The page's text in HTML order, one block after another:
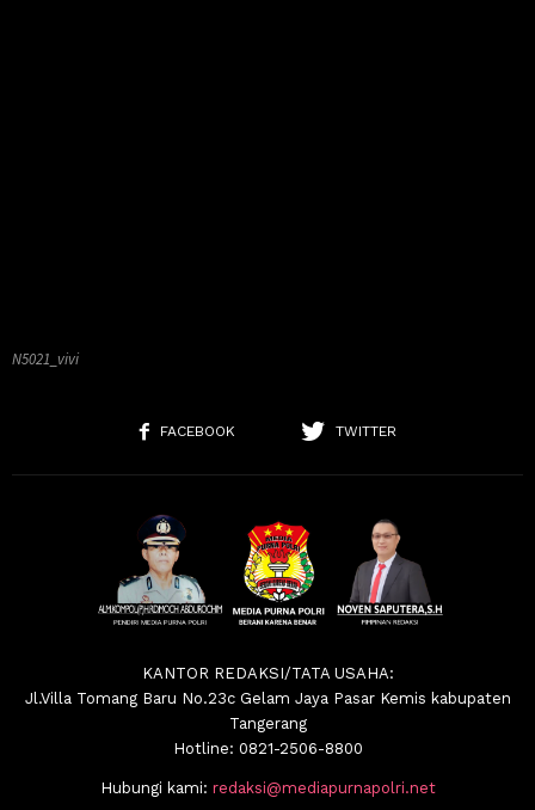
N5021_vivi
FACEBOOK TWITTER
KANTOR REDAKSI/TATA USAHA:
Jl.Villa Tomang Baru No.23c Gelam Jaya Pasar Kemis kabupaten
Tangerang
Hotline: 0821-2506-8800
Hubungi kami: redaksi@mediapurnapolri.net